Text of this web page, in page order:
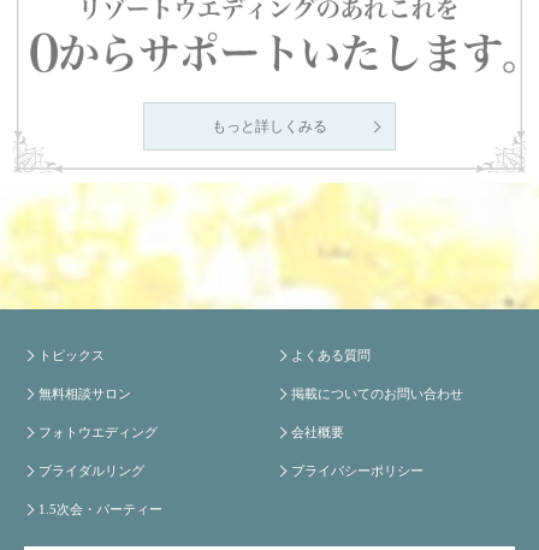
もっと詳しくみる
トピックス
無料相談サロン
フォトウエディング
ブライダルリング
1.5次会・パーティー
よくある質問
掲載についてのお問い合わせ
会社概要
プライバシーポリシー